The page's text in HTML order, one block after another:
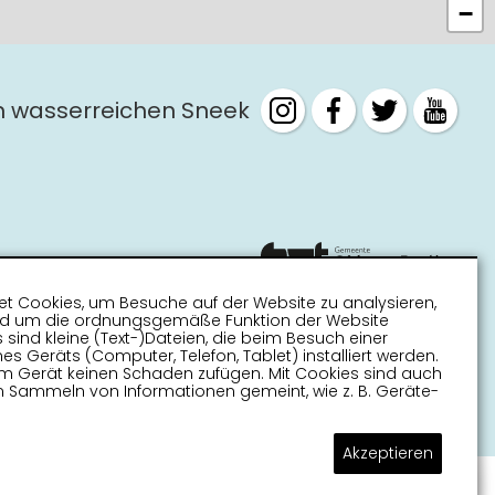
−
wasserreichen Sneek
Cookies, um Besuche auf der Website zu analysieren,
um die ordnungsgemäße Funktion der Website
kleine (Text-)Dateien, die beim Besuch einer
Geräts (Computer, Telefon, Tablet) installiert werden.
Gerät keinen Schaden zufügen. Mit Cookies sind auch
Sammeln von Informationen gemeint, wie z. B. Geräte-
Akzeptieren
Stellen Sie Ihre Frage